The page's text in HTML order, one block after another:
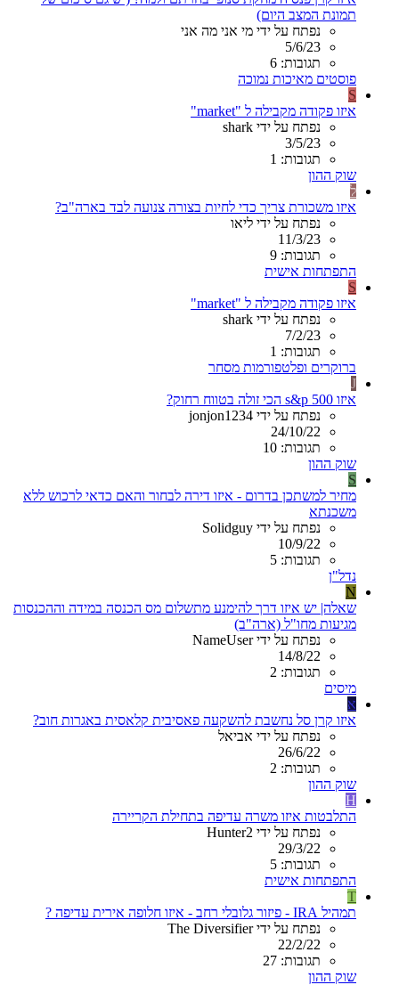
תמונת המצב היום)
נפתח על ידי מי אני מה אני
5/6/23
תגובות: 6
פוסטים מאיכות נמוכה
S
איזו פקודה מקבילה ל "market"
נפתח על ידי shark
3/5/23
תגובות: 1
שוק ההון
ל
איזו משכורת צריך כדי לחיות בצורה צנועה לבד בארה"ב?
נפתח על ידי ליאו
11/3/23
תגובות: 9
התפתחות אישית
S
איזו פקודה מקבילה ל "market"
נפתח על ידי shark
7/2/23
תגובות: 1
ברוקרים ופלטפורמות מסחר
J
איזו s&p 500 הכי זולה בטווח רחוק?
נפתח על ידי jonjon1234
24/10/22
תגובות: 10
שוק ההון
S
מחיר למשתכן בדרום - איזו דירה לבחור והאם כדאי לרכוש ללא
משכנתא
נפתח על ידי Solidguy
10/9/22
תגובות: 5
נדל"ן
N
שאלה| יש איזו דרך להימנע מתשלום מס הכנסה במידה וההכנסות
מגיעות מחו"ל (ארה"ב)
נפתח על ידי NameUser
14/8/22
תגובות: 2
מיסים
א
איזו קרן סל נחשבת להשקעה פאסיבית קלאסית באגרות חוב?
נפתח על ידי אביאל
26/6/22
תגובות: 2
שוק ההון
H
התלבטות איזו משרה עדיפה בתחילת הקריירה
נפתח על ידי Hunter2
29/3/22
תגובות: 5
התפתחות אישית
T
תמהיל IRA - פיזור גלובלי רחב - איזו חלופה אירית עדיפה ?
נפתח על ידי The Diversifier
22/2/22
תגובות: 27
שוק ההון